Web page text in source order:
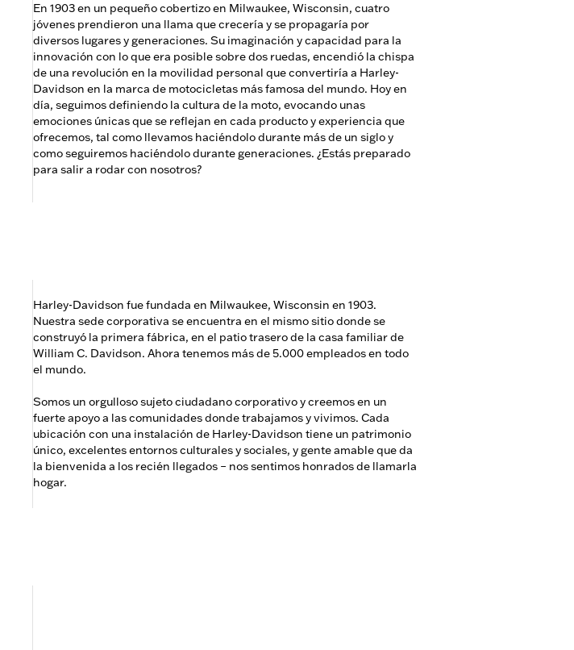
En 1903 en un pequeño cobertizo en Milwaukee, Wisconsin, cuatro
jóvenes prendieron una llama que crecería y se propagaría por
diversos lugares y generaciones. Su imaginación y capacidad para la
innovación con lo que era posible sobre dos ruedas, encendió la chispa
de una revolución en la movilidad personal que convertiría a Harley-
Davidson en la marca de motocicletas más famosa del mundo. Hoy en
día, seguimos definiendo la cultura de la moto, evocando unas
emociones únicas que se reflejan en cada producto y experiencia que
ofrecemos, tal como llevamos haciéndolo durante más de un siglo y
como seguiremos haciéndolo durante generaciones. ¿Estás preparado
para salir a rodar con nosotros?
Harley-Davidson fue fundada en Milwaukee, Wisconsin en 1903.
Nuestra sede corporativa se encuentra en el mismo sitio donde se
construyó la primera fábrica, en el patio trasero de la casa familiar de
William C. Davidson. Ahora tenemos más de 5.000 empleados en todo
el mundo.
Somos un orgulloso sujeto ciudadano corporativo y creemos en un
fuerte apoyo a las comunidades donde trabajamos y vivimos. Cada
ubicación con una instalación de Harley-Davidson tiene un patrimonio
único, excelentes entornos culturales y sociales, y gente amable que da
la bienvenida a los recién llegados – nos sentimos honrados de llamarla
hogar.